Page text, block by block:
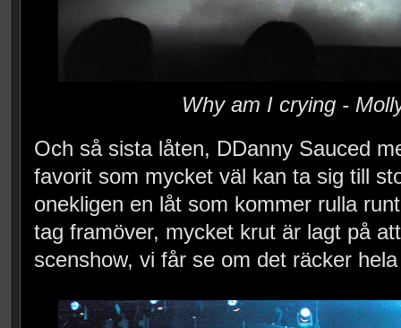
Why am I crying -
Och så sista låten, DDanny Sauced
favorit som mycket väl kan ta sig till
onekligen en låt som kommer rulla
tag framöver, mycket krut är lagt på
scenshow, vi får se om det räcker